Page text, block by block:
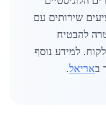
שירותים עם
24/7, במטרה להבטיח
למידע נוסף
באריאל.